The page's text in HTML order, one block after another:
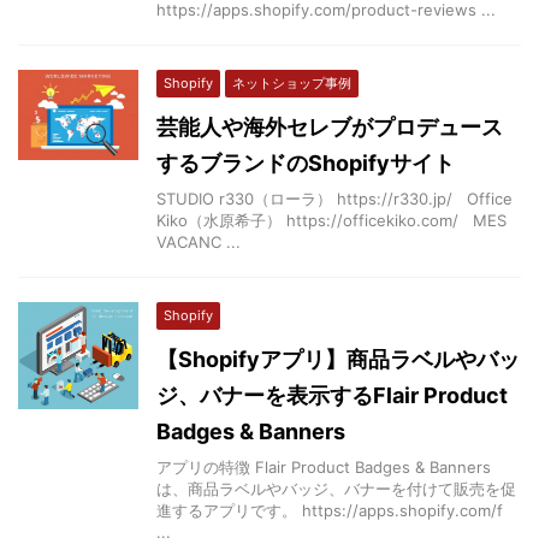
https://apps.shopify.com/product-reviews ...
Shopify ネットショップ事例
芸能人や海外セレブがプロデュース
するブランドのShopifyサイト
STUDIO r330（ローラ） https://r330.jp/ Office
Kiko（水原希子） https://officekiko.com/ MES
VACANC ...
Shopify
【Shopifyアプリ】商品ラベルやバッ
ジ、バナーを表示するFlair Product
Badges & Banners
アプリの特徴 Flair Product Badges & Banners
は、商品ラベルやバッジ、バナーを付けて販売を促
進するアプリです。 https://apps.shopify.com/f
...